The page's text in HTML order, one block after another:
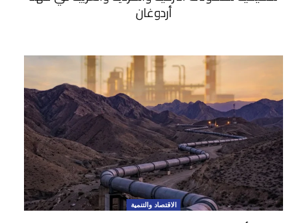
أردوغان
الاقتصاد والتنمية